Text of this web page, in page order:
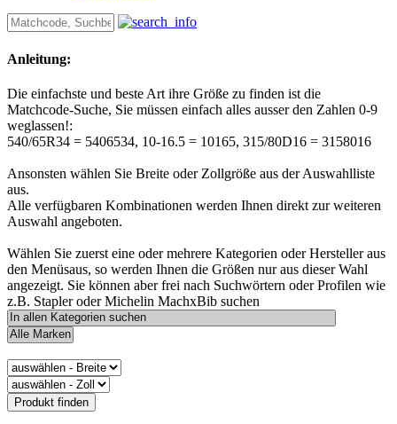
Anleitung:
Die einfachste und beste Art ihre Größe zu finden ist die
Matchcode-Suche, Sie müssen einfach alles ausser den Zahlen 0-9
weglassen!:
540/65R34 = 5406534, 10-16.5 = 10165, 315/80D16 = 3158016
Ansonsten wählen Sie Breite oder Zollgröße aus der Auswahlliste
aus.
Alle verfügbaren Kombinationen werden Ihnen direkt zur weiteren
Auswahl angeboten.
Wählen Sie zuerst eine oder mehrere Kategorien oder Hersteller aus
den Menüsaus, so werden Ihnen die Größen nur aus dieser Wahl
angezeigt. Sie können aber frei nach Suchwörtern oder Profilen wie
z.B. Stapler oder Michelin MachxBib suchen